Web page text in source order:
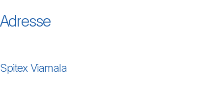
Adresse
Spitex Viamala